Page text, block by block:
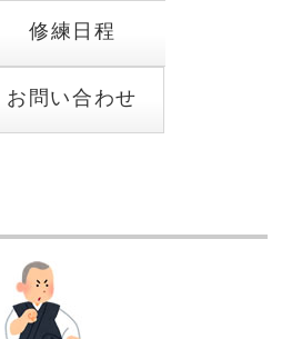
修練日程
お問い合わせ